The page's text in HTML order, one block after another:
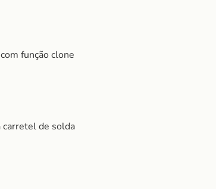
função clone
carretel de solda